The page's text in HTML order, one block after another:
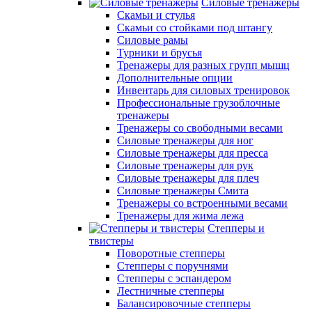
Силовые тренажеры
Скамьи и стулья
Скамьи со стойками под штангу
Силовые рамы
Турники и брусья
Тренажеры для разных групп мышц
Дополнительные опции
Инвентарь для силовых тренировок
Профессиональные грузоблочные
тренажеры
Тренажеры со свободными весами
Силовые тренажеры для ног
Силовые тренажеры для пресса
Силовые тренажеры для рук
Силовые тренажеры для плеч
Силовые тренажеры Смита
Тренажеры со встроенными весами
Тренажеры для жима лежа
Степперы и
твистеры
Поворотные степперы
Степперы с поручнями
Степперы с эспандером
Лестничные степперы
Балансировочные степперы